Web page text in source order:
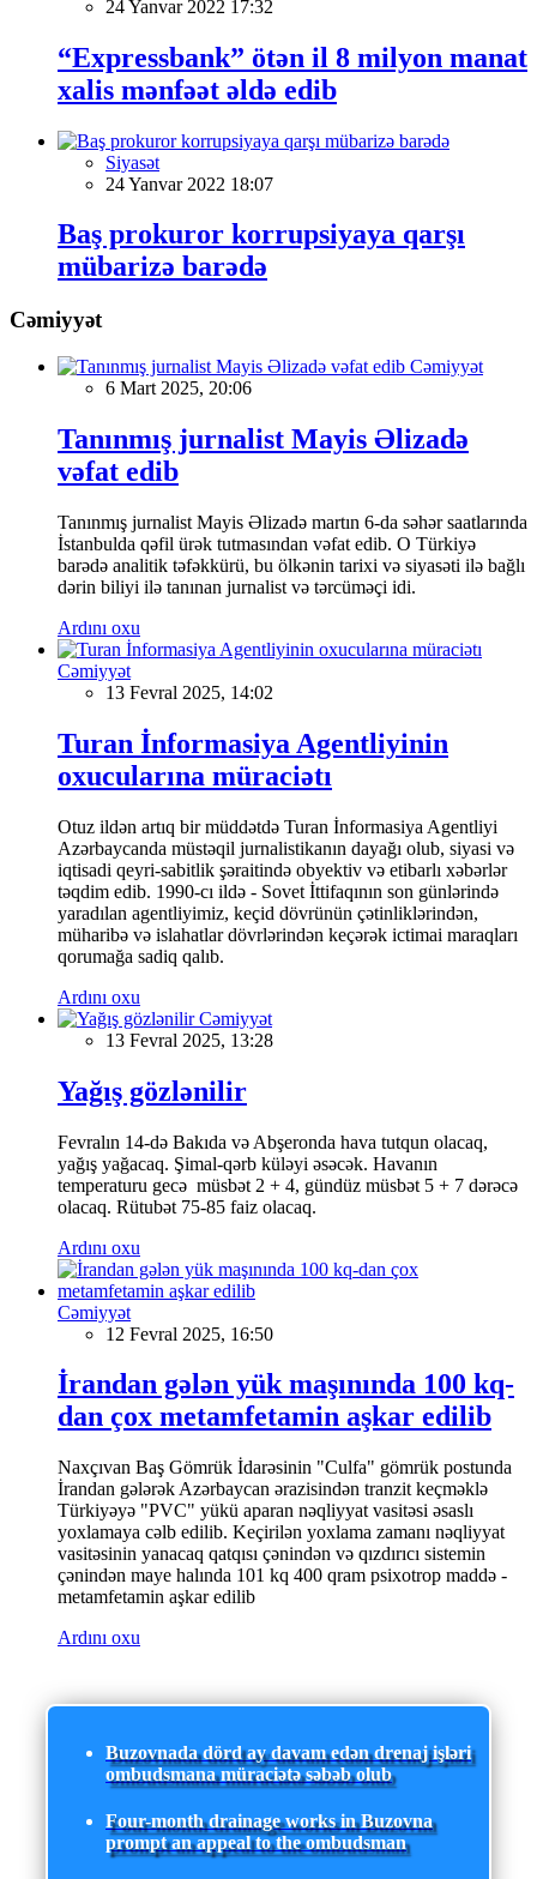
24 Yanvar 2022 17:32
“Expressbank” ötən il 8 milyon manat
xalis mənfəət əldə edib
Siyasət
24 Yanvar 2022 18:07
Baş prokuror korrupsiyaya qarşı
mübarizə barədə
Cəmiyyət
Cəmiyyət
6 Mart 2025, 20:06
Tanınmış jurnalist Mayis Əlizadə
vəfat edib
Tanınmış jurnalist Mayis Əlizadə martın 6-da səhər saatlarında
İstanbulda qəfil ürək tutmasından vəfat edib. O Türkiyə
barədə analitik təfəkkürü, bu ölkənin tarixi və siyasəti ilə bağlı
dərin biliyi ilə tanınan jurnalist və tərcüməçi idi.
Ardını oxu
Cəmiyyət
13 Fevral 2025, 14:02
Turan İnformasiya Agentliyinin
oxucularına müraciətı
Otuz ildən artıq bir müddətdə Turan İnformasiya Agentliyi
Azərbaycanda müstəqil jurnalistikanın dayağı olub, siyasi və
iqtisadi qeyri-sabitlik şəraitində obyektiv və etibarlı xəbərlər
təqdim edib. 1990-cı ildə - Sovet İttifaqının son günlərində
yaradılan agentliyimiz, keçid dövrünün çətinliklərindən,
müharibə və islahatlar dövrlərindən keçərək ictimai maraqları
qorumağa sadiq qalıb.
Ardını oxu
Cəmiyyət
13 Fevral 2025, 13:28
Yağış gözlənilir
Fevralın 14-də Bakıda və Abşeronda hava tutqun olacaq,
yağış yağacaq. Şimal-qərb küləyi əsəcək. Havanın
temperaturu gecə müsbət 2 + 4, gündüz müsbət 5 + 7 dərəcə
olacaq. Rütubət 75-85 faiz olacaq.
Ardını oxu
Cəmiyyət
12 Fevral 2025, 16:50
İrandan gələn yük maşınında 100 kq-
dan çox metamfetamin aşkar edilib
Naxçıvan Baş Gömrük İdarəsinin "Culfa" gömrük postunda
İrandan gələrək Azərbaycan ərazisindən tranzit keçməklə
Türkiyəyə "PVC" yükü aparan nəqliyyat vasitəsi əsaslı
yoxlamaya cəlb edilib. Keçirilən yoxlama zamanı nəqliyyat
vasitəsinin yanacaq qatqısı çənindən və qızdırıcı sistemin
çənindən maye halında 101 kq 400 qram psixotrop maddə -
metamfetamin aşkar edilib
Ardını oxu
Buzovnada dörd ay davam edən drenaj işləri
ombudsmana müraciətə səbəb olub
Four-month drainage works in Buzovna
prompt an appeal to the ombudsman